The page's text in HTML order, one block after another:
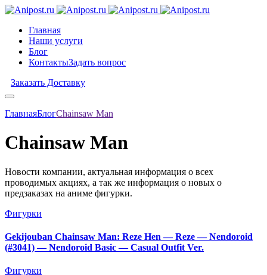
Главная
Наши услуги
Блог
КонтактыЗадать вопрос
Заказать Доставку
ГлавнаяБлогChainsaw Man
Chainsaw Man
Новости компании, актуальная информация о всех
проводимых акциях, а так же информация о новых о
предзаказах на аниме фигурки.
Фигурки
Gekijouban Chainsaw Man: Reze Hen — Reze — Nendoroid
(#3041) — Nendoroid Basic — Casual Outfit Ver.
Фигурки